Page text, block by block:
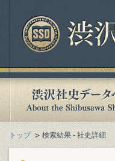
トップ 検索結果 - 社史詳細